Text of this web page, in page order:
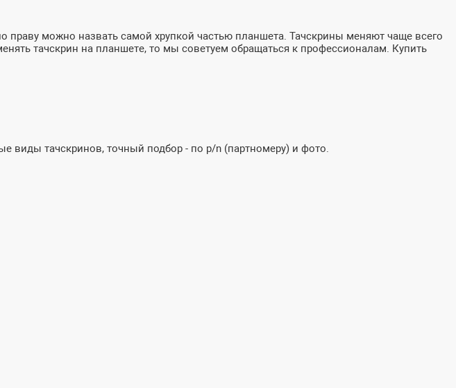
можно назвать самой хрупкой частью планшета. Тачскрины меняют чаще всего
тачскрин на планшете, то мы советуем обращаться к профессионалам. Купить
виды тачскринов, точный подбор - по p/n (партномеру) и фото.